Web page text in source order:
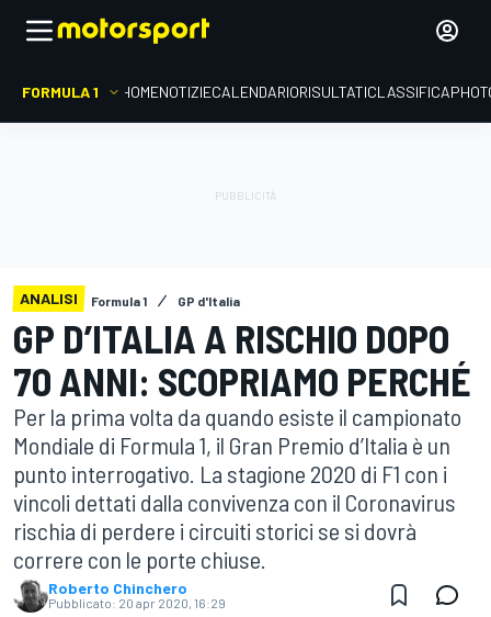
FORMULA 1 HOMENOTIZIECALENDARIORISULTATICLASSIFICA
ANALISI Formula 1 GP d'Italia
GP D’ITALIA A RISCHIO DOPO
70 ANNI: SCOPRIAMO PERCHÉ
Per la prima volta da quando esiste il campionato
Mondiale di Formula 1, il Gran Premio d’Italia è un
punto interrogativo. La stagione 2020 di F1 con i
vincoli dettati dalla convivenza con il Coronavirus
rischia di perdere i circuiti storici se si dovrà
correre con le porte chiuse.
Roberto Chinchero
Pubblicato: 20 apr 2020, 16:29